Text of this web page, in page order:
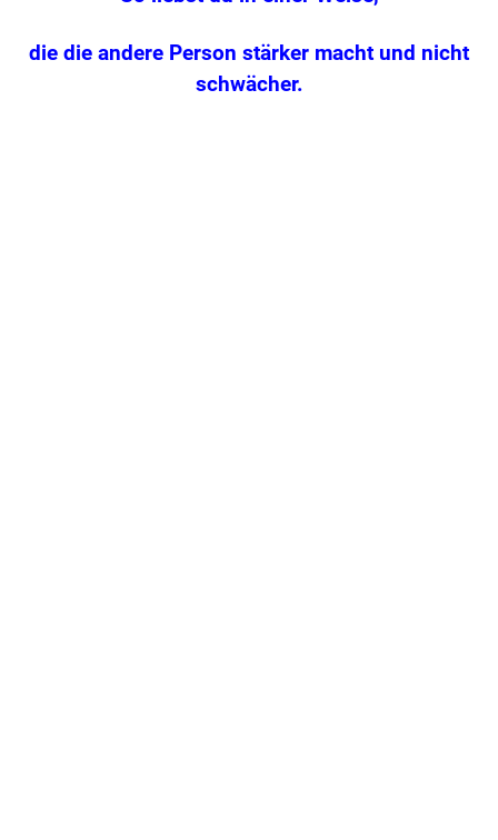
die die andere Person stärker macht und nicht
schwächer.